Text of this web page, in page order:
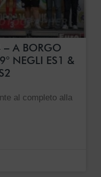
– A BORGO
NEGLI ES1 &
al completo alla